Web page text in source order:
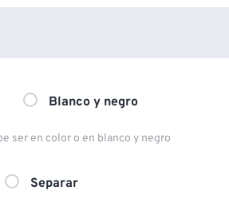
Blanco y negro
ser en color o en blanco y negro
Separar